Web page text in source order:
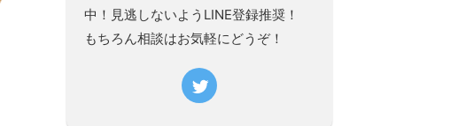
中！見逃しないようLINE登録推奨！
もちろん相談はお気軽にどうぞ！